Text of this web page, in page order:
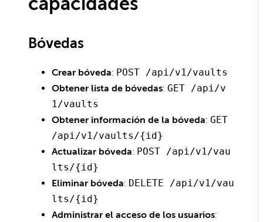
Bóvedas
Crear bóveda: POST /api/v1/vaults
Obtener lista de bóvedas: GET /api/v
1/vaults
Obtener información de la bóveda: GET
/api/v1/vaults/{id}
Actualizar bóveda: POST /api/v1/vau
lts/{id}
Eliminar bóveda: DELETE /api/v1/vau
lts/{id}
Administrar el acceso de los usuarios: